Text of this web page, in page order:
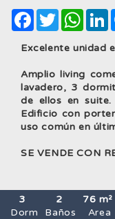
Facebook
Twitter
Excelente unidad
Amplio living
lavadero, 3
de ellos en
Edificio con
uso común en
SE VENDE CON
3
Dorm
2
Baños
76 m²
Area